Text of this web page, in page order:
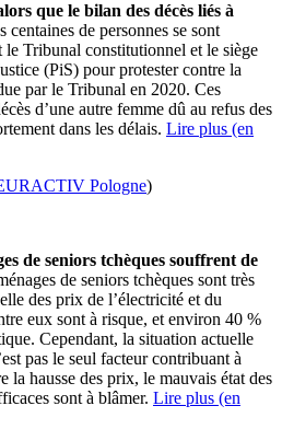
que le bilan des décès liés à
centaines de personnes se sont
le Tribunal constitutionnel et le siège
(PiS) pour protester contre la
par le Tribunal en 2020. Ces
d’une autre femme dû au refus des
dans les délais. Lire plus (en
Pologne)
de seniors tchèques souffrent de
de seniors tchèques sont très
des prix de l’électricité et du
eux sont à risque, et environ 40 %
Cependant, la situation actuelle
pas le seul facteur contribuant à
la hausse des prix, le mauvais état des
sont à blâmer. Lire plus (en